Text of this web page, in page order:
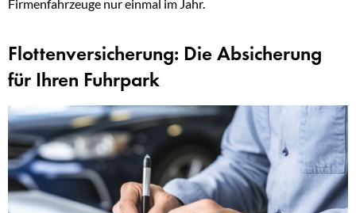
Firmenfahrzeuge nur einmal im Jahr.
Flottenversicherung: Die Absicherung
für Ihren Fuhrpark